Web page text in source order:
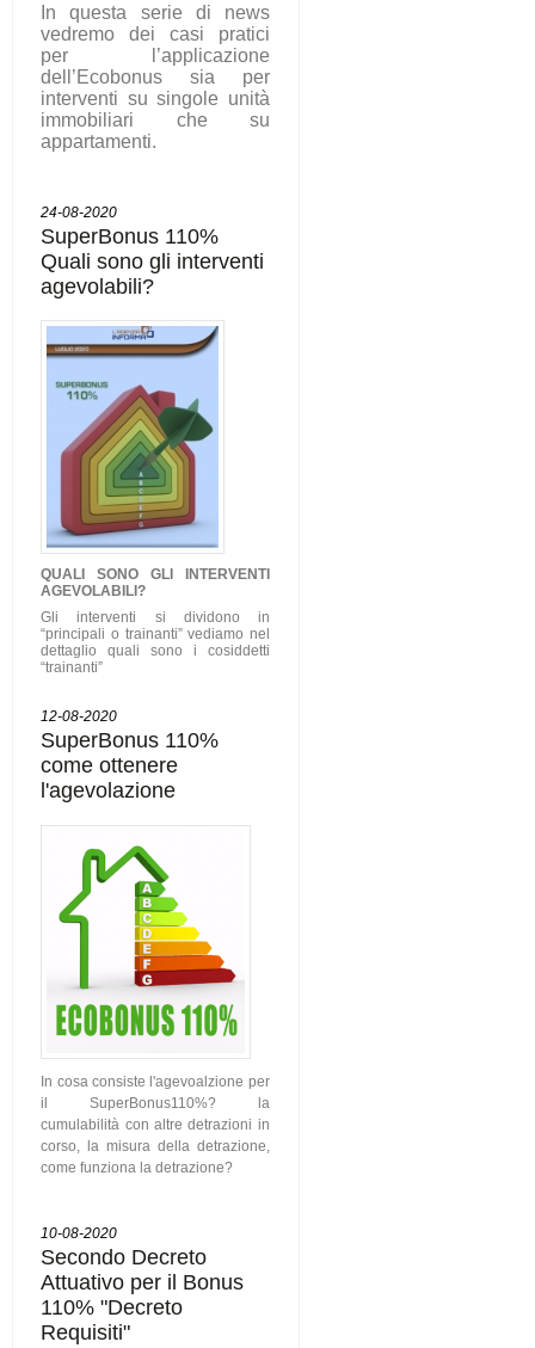
In questa serie di news
vedremo dei casi pratici
per l’applicazione
dell’Ecobonus sia per
interventi su singole unità
immobiliari che su
appartamenti.
24-08-2020
SuperBonus 110%
Quali sono gli interventi
agevolabili?
QUALI SONO GLI
INTERVENTI
AGEVOLABILI?
Gli interventi si dividono in
“principali o trainanti” vediamo nel
dettaglio quali sono i cosiddetti
“trainanti”
12-08-2020
SuperBonus 110%
come ottenere
l'agevolazione
In cosa consiste l'agevoalzione per
il SuperBonus110%? la
cumulabilità con altre detrazioni in
corso, la misura della detrazione,
come funziona la detrazione?
10-08-2020
Secondo Decreto
Attuativo per il Bonus
110% "Decreto
Requisiti"